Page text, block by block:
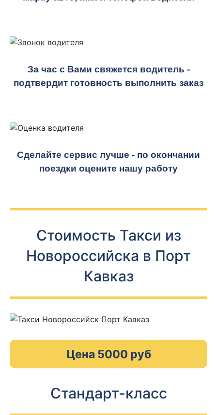
За час с Вами свяжется водитель -
подтвердит готовность выполнить заказ
Сделайте сервис лучше - по окончании
поездки оцените нашу работу
Стоимость Такси из
Новороссийска в Порт
Кавказ
Цена 5000 руб
Стандарт-класс